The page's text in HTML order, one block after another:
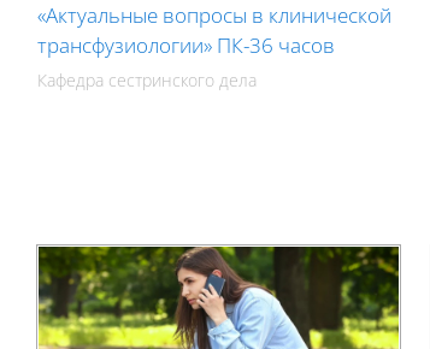
«Актуальные вопросы в клинической
трансфузиологии» ПК-36 часов
Кафедра сестринского дела